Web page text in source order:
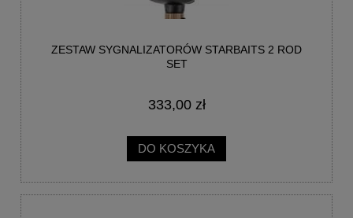
ZESTAW SYGNALIZATORÓW STARBAITS 2 ROD
SET
333,00 zł
DO KOSZYKA